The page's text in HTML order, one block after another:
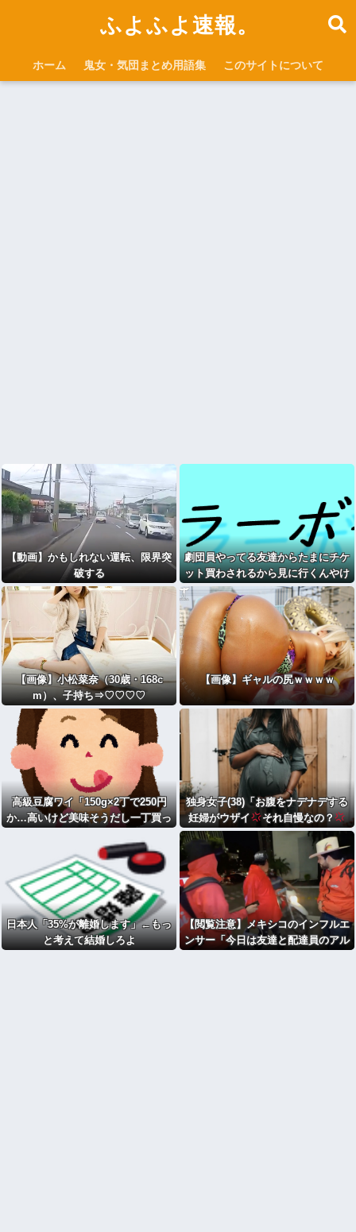
ふよふよ速報。
ホーム 鬼女・気団まとめ用語集 このサイトについて
【動画】かもしれない運転、限界突
破する
劇団員やってる友達からたまにチケ
ット買わされるから見に行くんやけ
どさ・・・
【画像】小松菜奈（30歳・168c
m）、子持ち⇒♡♡♡♡
【画像】ギャルの尻ｗｗｗｗ
高級豆腐ワイ「150g×2丁で250円
か…高いけど美味そうだし一丁買っ
独身女子(38)「お腹をナデナデする
妊婦がウザイ
それ自慢なの？
」
日本人「35%が離婚します」←もっ
と考えて結婚しろよ
【閲覧注意】メキシコのインフルエ
ンサー「今日は友達と配達員のアル